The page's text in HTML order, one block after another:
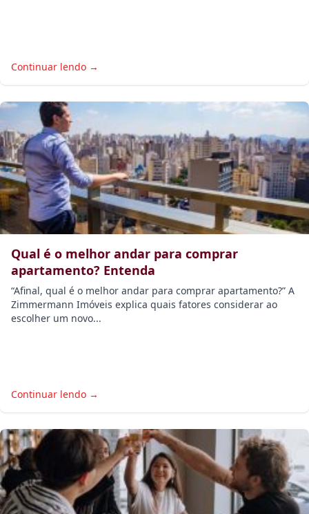
Continuar lendo →
Qual é o melhor andar para comprar
apartamento? Entenda
“Afinal, qual é o melhor andar para comprar apartamento?” A
Zimmermann Imóveis explica quais fatores considerar ao
escolher um novo...
Continuar lendo →